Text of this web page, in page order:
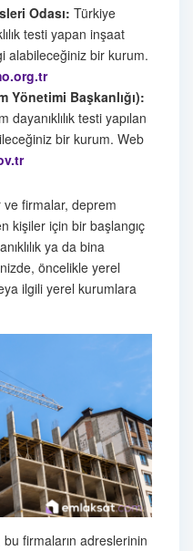
Odası: Türkiye
testi yapan inşaat
alabileceğiniz bir kurum.
Yönetimi Başkanlığı):
testi yapılan
bir kurum. Web
ve firmalar, deprem
kişiler için bir başlangıç
ya da bina
öncelikle yerel
ilgili yerel kurumlara
firmaların adreslerinin